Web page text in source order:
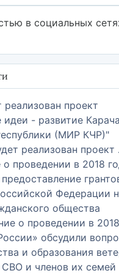
в социальных
реализован проект
о проведении в